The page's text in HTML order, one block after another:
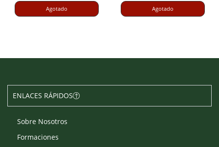
Agotado Agotado
ENLACES RÁPIDOS
Sobre Nosotros
Formaciones